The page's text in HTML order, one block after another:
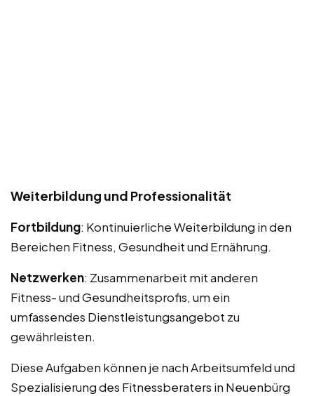
Weiterbildung und Professionalität
Fortbildung: Kontinuierliche Weiterbildung in den
Bereichen Fitness, Gesundheit und Ernährung.
Netzwerken: Zusammenarbeit mit anderen
Fitness- und Gesundheitsprofis, um ein
umfassendes Dienstleistungsangebot zu
gewährleisten.
Diese Aufgaben können je nach Arbeitsumfeld und
Spezialisierung des Fitnessberaters in Neuenbürg